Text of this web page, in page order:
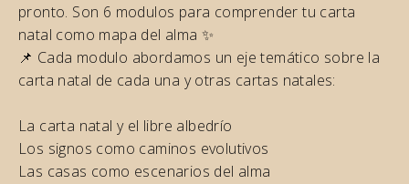
pronto. Son 6 modulos para comprender tu carta
natal como mapa del alma ✨
📌 Cada modulo abordamos un eje temático sobre la
carta natal de cada una y otras cartas natales:
La carta natal y el libre albedrío
Los signos como caminos evolutivos
Las casas como escenarios del alma